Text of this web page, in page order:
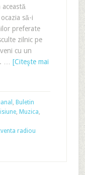
să-i
preferate
zilnic pe
cu un
… [Citeşte mai
, Buletin
, Muzica,
radiou